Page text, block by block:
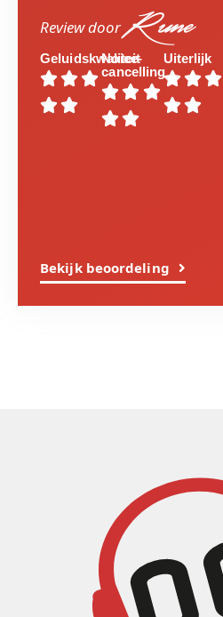
Review doorRune
Geluidskwaliteit


Noice-
cancelling
 

Uiterlijk


Bekijk beoordeling